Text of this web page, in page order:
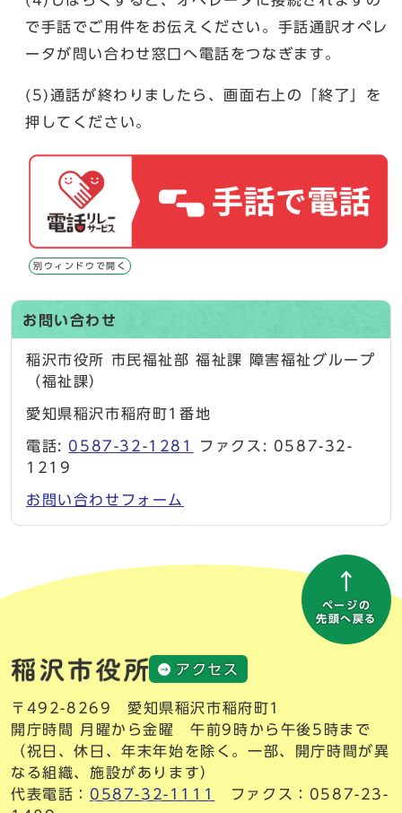
で手話でご用件をお伝えください。手話通訳オペレ
ータが問い合わせ窓口へ電話をつなぎます。
(5)通話が終わりましたら、画面右上の「終了」を
押してください。
別ウィンドウで開く
お問い合わせ
稲沢市役所 市民福祉部 福祉課 障害福祉グループ
（福祉課）
愛知県稲沢市稲府町1番地
電話: 0587-32-1281
ファクス: 0587-32-
1219
お問い合わせフォーム
ページの
先頭へ戻る
アクセス
〒492-8269 愛知県稲沢市稲府町1
開庁時間 月曜から金曜 午前9時から午後5時まで
（祝日、休日、年末年始を除く。一部、開庁時間が異
なる組織、施設があります）
代表電話： 0587-32-1111
ファクス：0587-23-